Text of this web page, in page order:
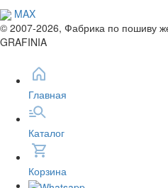
MAX
© 2007-2026, Фабрика по пошиву
GRAFINIA
Главная
Каталог
Корзина